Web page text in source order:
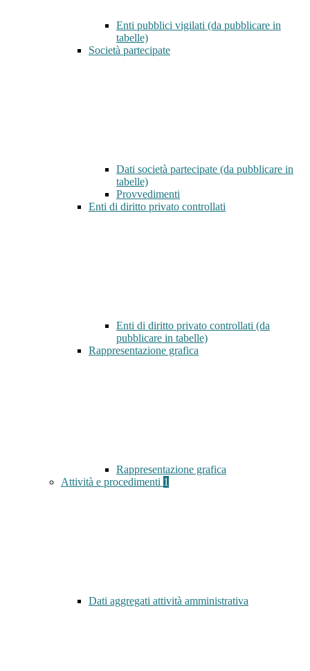
Enti pubblici vigilati (da pubblicare in
tabelle)
Società partecipate
Dati società partecipate (da pubblicare in
tabelle)
Provvedimenti
Enti di diritto privato controllati
Enti di diritto privato controllati (da
pubblicare in tabelle)
Rappresentazione grafica
Rappresentazione grafica
Attività e procedimenti 1
Dati aggregati attività amministrativa